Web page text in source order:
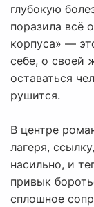
глубокую
поразила всё
корпуса» —
себе, о своей
оставаться
рушится.
В центре
лагеря,
насильно, и
привык
сплошное